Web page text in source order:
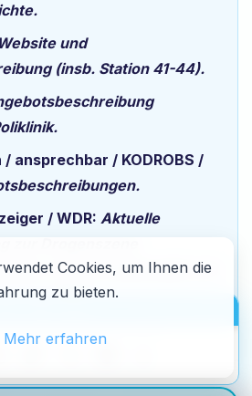
Website und
(insb. Station 41-44).
ansprechbar / KODROBS /
/ WDR: Aktuelle
Crack-Problematik) und
in NRW.
Cookies, um Ihnen die
zu bieten.
Mehr erfahren